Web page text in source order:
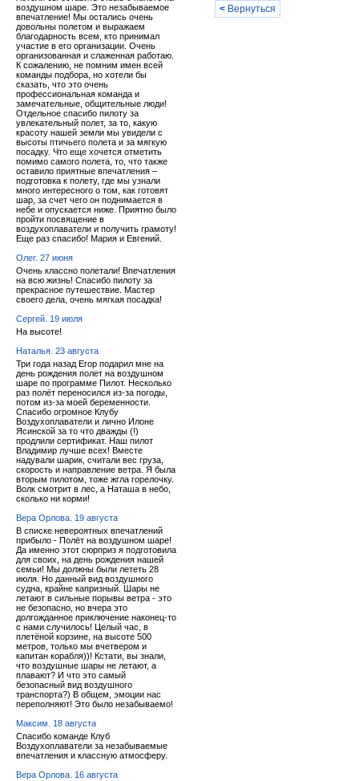
воздушном шаре. Это незабываемое
впечатление! Мы остались очень
довольны полетом и выражаем
благодарность всем, кто принимал
участие в его организации. Очень
организованная и слаженная работаю.
К сожалению, не помним имен всей
команды подбора, но хотели бы
сказать, что это очень
профессиональная команда и
замечательные, общительные люди!
Отдельное спасибо пилоту за
увлекательный полет, за то, какую
красоту нашей земли мы увидели с
высоты птичьего полета и за мягкую
посадку. Что еще хочется отметить
помимо самого полета, то, что также
оставило приятные впечатления –
подготовка к полету, где мы узнали
много интересного о том, как готовят
шар, за счет чего он поднимается в
небе и опускается ниже. Приятно было
пройти посвящение в
воздухоплаватели и получить грамоту!
Еще раз спасибо! Мария и Евгений.
Олег. 27 июня
Очень классно полетали! Впечатления
на всю жизнь! Спасибо пилоту за
прекрасное путешествие. Мастер
своего дела, очень мягкая посадка!
Сергей. 19 июля
На высоте!
Наталья. 23 августа
Три года назад Егор подарил мне на
день рождения полет на воздушном
шаре по программе Пилот. Несколько
раз полёт переносился из-за погоды,
потом из-за моей беременности.
Спасибо огромное Клубу
Воздухоплаватели и лично Илоне
Ясинской за то что дважды (!)
продлили сертификат. Наш пилот
Владимир лучше всех! Вместе
надували шарик, считали вес груза,
скорость и направление ветра. Я была
вторым пилотом, тоже жгла горелочку.
Волк смотрит в лес, а Наташа в небо,
сколько ни корми!
Вера Орлова. 19 августа
В списке невероятных впечатлений
прибыло - Полёт на воздушном шаре!
Да именно этот сюрприз я подготовила
для своих, на день рождения нашей
семьи! Мы должны были лететь 28
июля. Но данный вид воздушного
судна, крайне капризный. Шары не
летают в сильные порывы ветра - это
не безопасно, но вчера это
долгожданное приключение наконец-то
с нами случилось! Целый час, в
плетёной корзине, на высоте 500
метров, только мы вчетвером и
капитан корабля))! Кстати, вы знали,
что воздушные шары не летают, а
плавают? И что это самый
безопасный вид воздушного
транспорта?) В общем, эмоции нас
переполняют! Это было незабываемо!
Максим. 18 августа
Спасибо команде Клуб
Воздухоплаватели за незабываемые
впечатления и классную атмосферу.
Вера Орлова. 16 августа
< Вернуться